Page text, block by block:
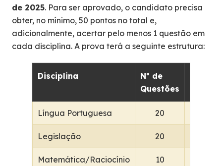
de 2025. Para ser aprovado, o candidato precisa
obter, no mínimo, 50 pontos no total e,
adicionalmente, acertar pelo menos 1 questão em
cada disciplina. A prova terá a seguinte estrutura:
Disciplina
Nº de
Questões
Língua Portuguesa 20
Legislação 20
Matemática/Raciocínio
10